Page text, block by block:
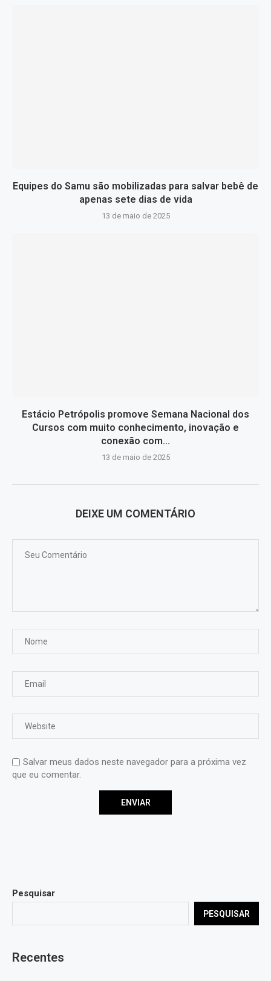
Equipes do Samu são mobilizadas para salvar bebê de
apenas sete dias de vida
13 de maio de 2025
Estácio Petrópolis promove Semana Nacional dos
Cursos com muito conhecimento, inovação e
conexão com...
13 de maio de 2025
DEIXE UM COMENTÁRIO
Salvar meus dados neste navegador para a próxima vez
que eu comentar.
Pesquisar
PESQUISAR
Recentes